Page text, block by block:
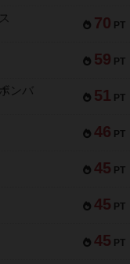
70 PT
59 PT
51 PT
ンバ
46 PT
45 PT
45 PT
45 PT